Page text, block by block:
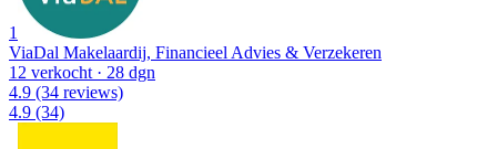
1
ViaDal Makelaardij, Financieel Advies & Verzekeren
12 verkocht· 28 dgn
4.9 (34 reviews)
4.9 (34)